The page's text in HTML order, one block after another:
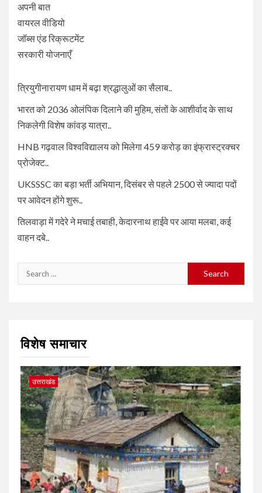
अपनी बात
वायरल वीडियो
जॉब्स एंड रिक्रूटमेंट
सरकारी योजनाएँ
त्रियुगीनारायण धाम में बढ़ा श्रद्धालुओं का सैलाब..
भारत को 2036 ओलंपिक दिलाने की मुहिम, संतों के आशीर्वाद के साथ
निकलेगी विशेष कांवड़ यात्रा..
HNB गढ़वाल विश्वविद्यालय को मिलेगा 459 करोड़ का इंफ्रास्ट्रक्चर
प्रोजेक्ट..
UKSSSC का बड़ा भर्ती अभियान, दिसंबर से पहले 2500 से ज्यादा पदों
पर आवेदन होंगे शुरू..
तिलवाड़ा में गदेरे ने मचाई तबाही, केदारनाथ हाईवे पर आया मलबा, कई
वाहन दबे..
Search
for:
विशेष समाचार
उत्तराखंड